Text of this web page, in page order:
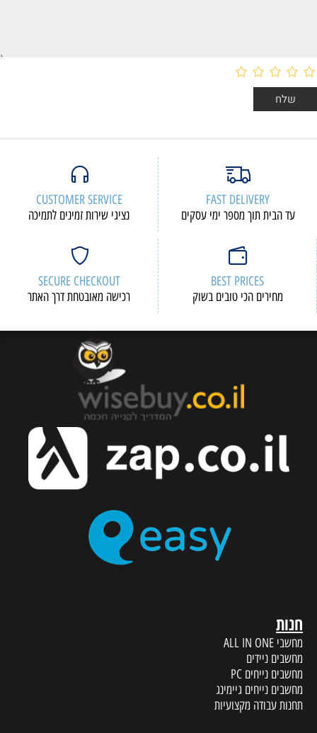
FAST DELIVERY
עד הבית תוך מספר ימי עסקים
CUSTOMER SERVICE
נציגי שירות זמינים לתמיכה
BEST PRICES
מחירים הכי טובים בשוק
SECURE CHECKOUT
רכישה מאובטחת דרך האתר
חנות
מחשבי ALL IN ONE
מחשבים ניידים
מחשבים נייחים PC
מחשבים נייחים גיימינג
תחנות עבודה מקצועיות